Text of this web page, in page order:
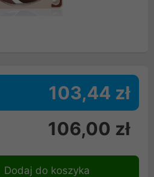
103,44 zł
106,00 zł
Dodaj do koszyka